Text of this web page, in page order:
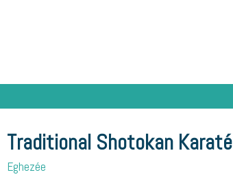
Traditional Shotokan Karaté
Eghezée